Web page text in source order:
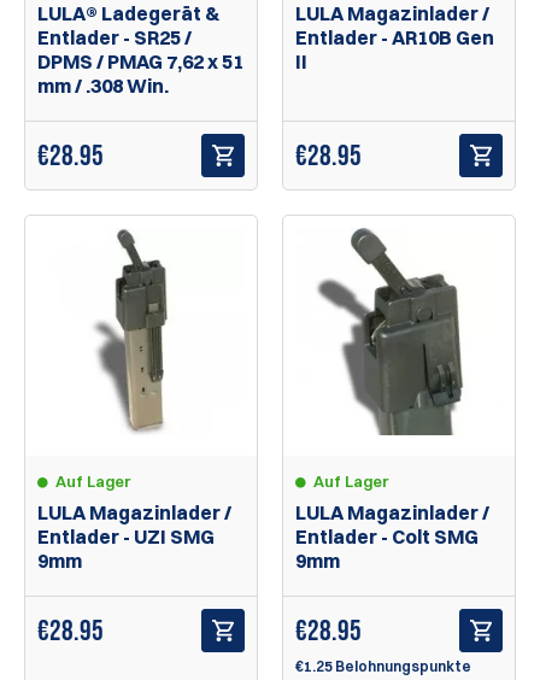
LULA® Ladegerät &
Entlader - SR25 /
DPMS / PMAG 7,62 x 51
mm / .308 Win.
€28.95
LULA Magazinlader /
Entlader - AR10B Gen
II
€28.95
Auf Lager
LULA Magazinlader /
Entlader - UZI SMG
9mm
€28.95
Auf Lager
LULA Magazinlader /
Entlader - Colt SMG
9mm
€28.95
€1.25 Belohnungspunkte